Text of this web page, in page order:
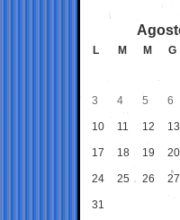
L M M G
3 4 5 6
10 11 12 13
17 18 19 20
24 25 26 27
31